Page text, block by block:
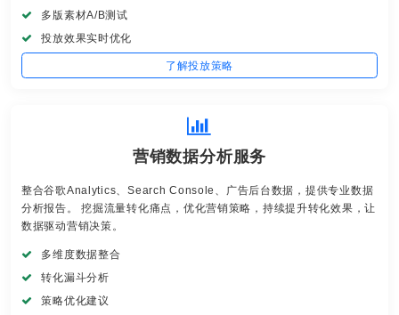
多版素材A/B测试
投放效果实时优化
了解投放策略
营销数据分析服务
整合谷歌Analytics、Search Console、广告后台数据，提供专业数据
分析报告。 挖掘流量转化痛点，优化营销策略，持续提升转化效果，让
数据驱动营销决策。
多维度数据整合
转化漏斗分析
策略优化建议